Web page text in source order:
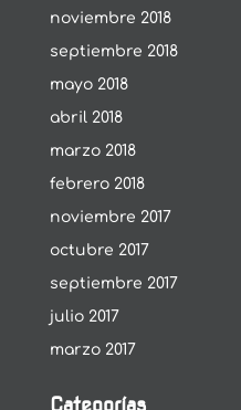
noviembre 2018
septiembre 2018
mayo 2018
abril 2018
marzo 2018
febrero 2018
noviembre 2017
octubre 2017
septiembre 2017
julio 2017
marzo 2017
Categorías